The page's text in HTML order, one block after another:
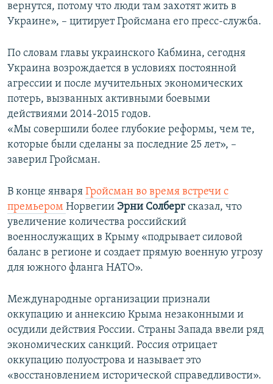
вернутся, потому что люди там захотят жить в
Украине», – цитирует Гройсмана его пресс-служба.
По словам главы украинского Кабмина, сегодня
Украина возрождается в условиях постоянной
агрессии и после мучительных экономических
потерь, вызванных активными боевыми
действиями 2014-2015 годов.
«Мы совершили более глубокие реформы, чем те,
которые были сделаны за последние 25 лет», –
заверил Гройсман.
В конце января Гройсман во время встречи с
премьером Норвегии Эрни Солберг сказал, что
увеличение количества российский
военнослужащих в Крыму «подрывает силовой
баланс в регионе и создает прямую военную угрозу
для южного фланга НАТО».
Международные организации признали
оккупацию и аннексию Крыма незаконными и
осудили действия России. Страны Запада ввели ряд
экономических санкций. Россия отрицает
оккупацию полуострова и называет это
«восстановлением исторической справедливости».